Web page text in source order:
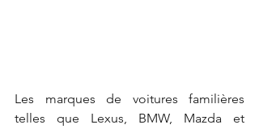
Les marques de voitures familières
telles que Lexus, BMW, Mazda et